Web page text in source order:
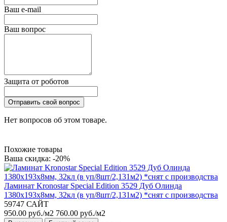
Ваш e-mail
Ваш вопрос
Защита от роботов
Отправить свой вопрос
Нет вопросов об этом товаре.
Похожие товары
Ваша скидка: -20%
Ламинат Kronostar Special Edition 3529 Дуб Олинда
1380х193х8мм, 32кл (в уп/8шт/2,131м2) *снят с производства
59747 САЙТ
950.00 руб./м2 760.00 руб./м2